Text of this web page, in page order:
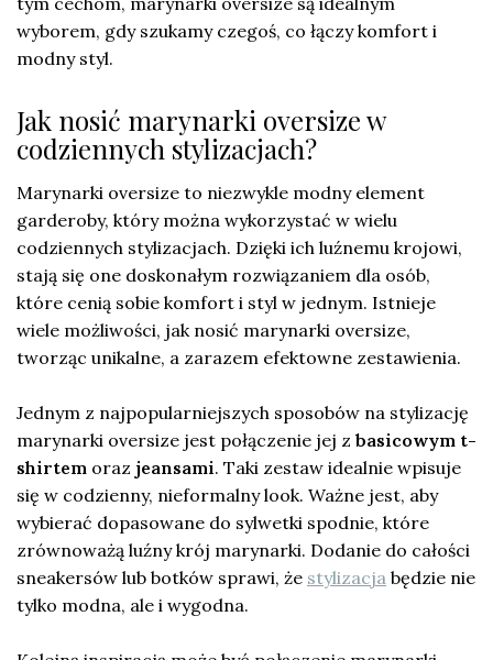
wyborem, gdy szukamy czegoś, co łączy komfort i
modny styl.
Jak nosić marynarki oversize w
codziennych stylizacjach?
Marynarki oversize to niezwykle modny element
garderoby, który można wykorzystać w wielu
codziennych stylizacjach. Dzięki ich luźnemu krojowi,
stają się one doskonałym rozwiązaniem dla osób,
które cenią sobie komfort i styl w jednym. Istnieje
wiele możliwości, jak nosić marynarki oversize,
tworząc unikalne, a zarazem efektowne zestawienia.
Jednym z najpopularniejszych sposobów na stylizację
marynarki oversize jest połączenie jej z basicowym t-
shirtem oraz jeansami. Taki zestaw idealnie wpisuje
się w codzienny, nieformalny look. Ważne jest, aby
wybierać dopasowane do sylwetki spodnie, które
zrównoważą luźny krój marynarki. Dodanie do całości
sneakersów lub botków sprawi, że stylizacja będzie nie
tylko modna, ale i wygodna.